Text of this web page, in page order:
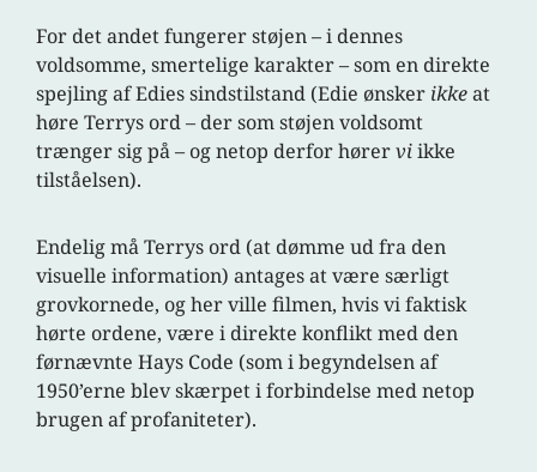
For det andet fungerer støjen – i dennes
voldsomme, smertelige karakter – som en direkte
spejling af Edies sindstilstand (Edie ønsker ikkeat
høre Terrys ord – der som støjen voldsomt
trænger sig på – og netop derfor hørerviikke
tilståelsen).
Endelig må Terrys ord (at dømme ud fra den
visuelle information) antages at være særligt
grovkornede, og her ville filmen, hvis vi faktisk
hørte ordene, være i direkte konflikt med den
førnævnte Hays Code (som i begyndelsen af
1950’erne blev skærpet i forbindelse med netop
brugen af profaniteter).